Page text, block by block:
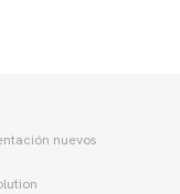
nuevos